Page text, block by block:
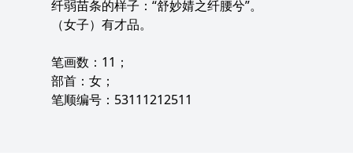
纤弱苗条的样子：“舒妙婧之纤腰兮”。
（女子）有才品。
笔画数：11；
部首：女；
笔顺编号：53111212511